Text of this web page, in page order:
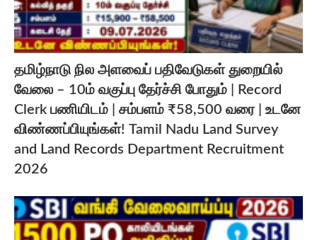
தமிழ்நாடு நில அளவைப் பதிவேடுகள் துறையில்
வேலை – 10ம் வகுப்பு தேர்ச்சி போதும் | Record
Clerk பணியிடம் | சம்பளம் ₹58,500 வரை | உடனே
விண்ணப்பியுங்கள்! Tamil Nadu Land Survey
and Land Records Department Recruitment
2026